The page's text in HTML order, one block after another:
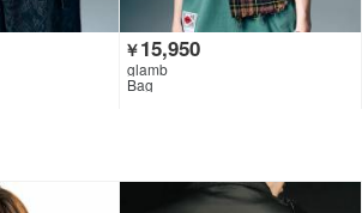
￥15,950
glamb
Bag